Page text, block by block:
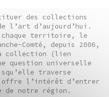
des collections
l’art d’aujourd’hui.
territoire, le
Comté, depuis 2006,
collection (lien
question universelle
traverse
l’intérêt d’entrer
de notre région.